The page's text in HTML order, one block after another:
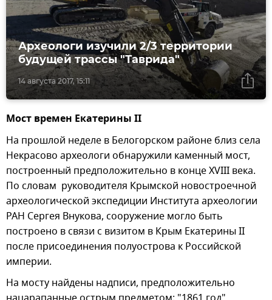
14 августа 2017, 15:11
Археологи изучили 2/3 территории
будущей трассы "Таврида"
Мост времен Екатерины II
На прошлой неделе в Белогорском районе близ села
Некрасово археологи обнаружили каменный мост,
построенный предположительно в конце XVIII века.
По словам руководителя Крымской новостроечной
археологической экспедиции Института археологии
РАН Сергея Внукова, сооружение могло быть
построено в связи с визитом в Крым Екатерины II
после присоединения полуострова к Российской
империи.
На мосту найдены надписи, предположительно